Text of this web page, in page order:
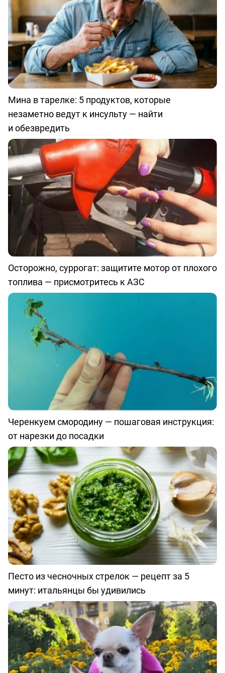
Мина в тарелке: 5 продуктов, которые
незаметно ведут к инсульту — найти
и обезвредить
Осторожно, суррогат: защитите мотор от плохого
топлива — присмотритесь к АЗС
Черенкуем смородину — пошаговая инструкция:
от нарезки до посадки
Песто из чесночных стрелок — рецепт за 5
минут: итальянцы бы удивились